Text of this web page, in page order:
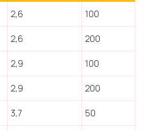
2,6
100
2,6
200
2,9
100
2,9
200
3,7
50